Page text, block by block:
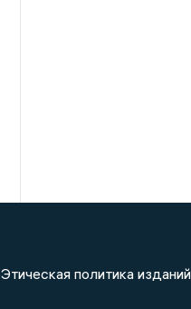
Этическая политика изданий